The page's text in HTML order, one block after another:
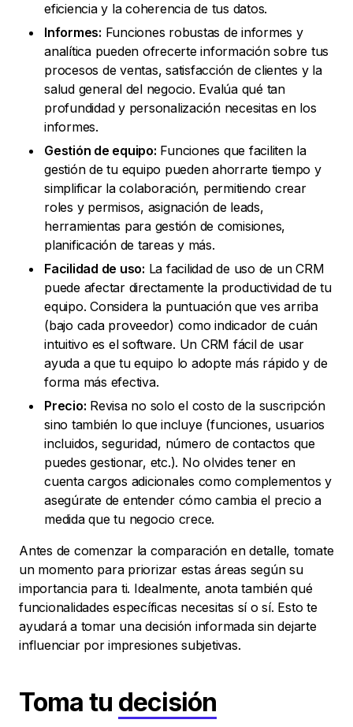
eficiencia y la coherencia de tus datos.
Informes: Funciones robustas de informes y
analítica pueden ofrecerte información sobre tus
procesos de ventas, satisfacción de clientes y la
salud general del negocio. Evalúa qué tan
profundidad y personalización necesitas en los
informes.
Gestión de equipo: Funciones que faciliten la
gestión de tu equipo pueden ahorrarte tiempo y
simplificar la colaboración, permitiendo crear
roles y permisos, asignación de leads,
herramientas para gestión de comisiones,
planificación de tareas y más.
Facilidad de uso: La facilidad de uso de un CRM
puede afectar directamente la productividad de tu
equipo. Considera la puntuación que ves arriba
(bajo cada proveedor) como indicador de cuán
intuitivo es el software. Un CRM fácil de usar
ayuda a que tu equipo lo adopte más rápido y de
forma más efectiva.
Precio: Revisa no solo el costo de la suscripción
sino también lo que incluye (funciones, usuarios
incluidos, seguridad, número de contactos que
puedes gestionar, etc.). No olvides tener en
cuenta cargos adicionales como complementos y
asegúrate de entender cómo cambia el precio a
medida que tu negocio crece.
Antes de comenzar la comparación en detalle, tomate
un momento para priorizar estas áreas según su
importancia para ti. Idealmente, anota también qué
funcionalidades específicas necesitas sí o sí. Esto te
ayudará a tomar una decisión informada sin dejarte
influenciar por impresiones subjetivas.
Toma tu decisión